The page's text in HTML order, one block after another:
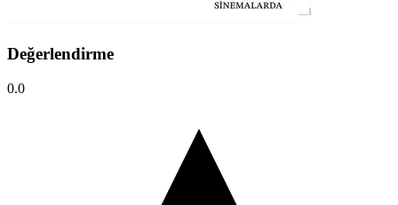
Değerlendirme
0.0